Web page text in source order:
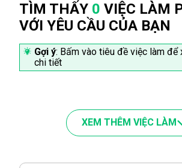
TÌM THẤY 0 VIỆC LÀM
VỚI YÊU CẦU CỦA BẠN
Gợi ý: Bấm vào tiêu đề việc làm để
chi tiết
XEM THÊM VIỆC LÀM